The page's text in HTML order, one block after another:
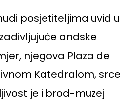
posjetiteljima uvid u
andske
njegova Plaza de
Katedralom, srce
je i brod-muzej